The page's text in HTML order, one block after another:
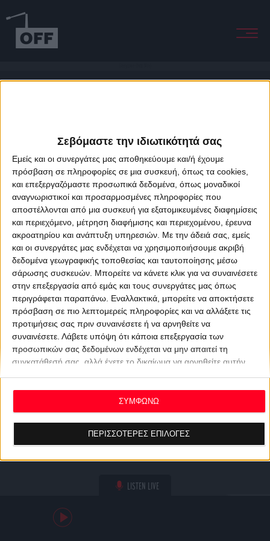
Σεβόμαστε την ιδιωτικότητά σας
Εμείς και οι συνεργάτες μας αποθηκεύουμε και/ή έχουμε
πρόσβαση σε πληροφορίες σε μια συσκευή, όπως τα cookies,
και επεξεργαζόμαστε προσωπικά δεδομένα, όπως μοναδικοί
αναγνωριστικοί και προσαρμοσμένες πληροφορίες που
αποστέλλονται από μια συσκευή για εξατομικευμένες διαφημίσεις
και περιεχόμενο, μέτρηση διαφήμισης και περιεχομένου, έρευνα
ακροατηρίου και ανάπτυξη υπηρεσιών. Με την άδειά σας, εμείς
και οι συνεργάτες μας ενδέχεται να χρησιμοποιήσουμε ακριβή
δεδομένα γεωγραφικής τοποθεσίας και ταυτοποίησης μέσω
σάρωσης συσκευών. Μπορείτε να κάνετε κλικ για να συναινέσετε
στην επεξεργασία από εμάς και τους συνεργάτες μας όπως
περιγράφεται παραπάνω. Εναλλακτικά, μπορείτε να αποκτήσετε
πρόσβαση σε πιο λεπτομερείς πληροφορίες και να αλλάξετε τις
προτιμήσεις σας πριν συναινέσετε ή να αρνηθείτε να
συναινέσετε. Λάβετε υπόψη ότι κάποια επεξεργασία των
προσωπικών σας δεδομένων ενδέχεται να μην απαιτεί τη
συγκατάθεσή σας, αλλά έχετε το δικαίωμα να αρνηθείτε αυτήν
ανακαλέσετε τη συγκατάθεσή σας ανά πάσα στιγμή
επιστρέφοντας σε αυτόν τον ιστότοπο και κάνοντας κλικ στο
κουμπί "Απορρήτου" στο κάτω μέρος της ιστοσελίδας.
ΠΕΡΙΣΣΟΤΕΡΕΣ ΕΠΙΛΟΓΕΣ
ΣΥΜΦΩΝΩ
LISTEN LIVE
About Offradio Business Class Terms & Conditions
Privacy Policy
Designed & developed byporcupine colors&Fotis Alexandrou